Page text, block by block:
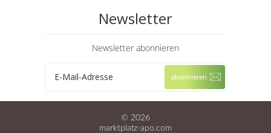
Newsletter
Newsletter abonnieren
© 2026
marktplatz-apo.com